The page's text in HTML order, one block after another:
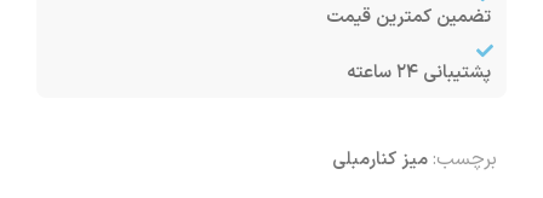
تضمین کمترین قیمت
پشتیبانی ۲۴ ساعته
برچسب: میز کنارمبلی